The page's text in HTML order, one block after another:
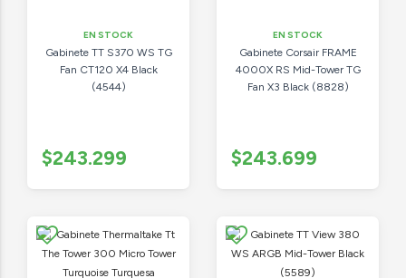
EN STOCK
Gabinete TT S370 WS TG
Fan CT120 X4 Black
(4544)
$243.299
EN STOCK
Gabinete Corsair FRAME
4000X RS Mid-Tower TG
Fan X3 Black (8828)
$243.699